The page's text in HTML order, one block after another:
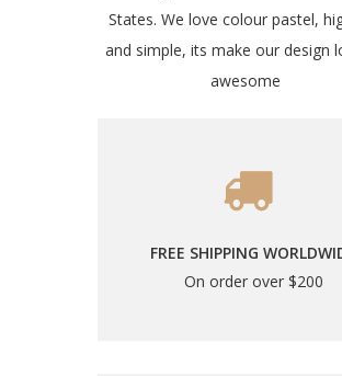
States. We love colour pastel,
and simple, its make our design
awesome
FREE SHIPPING
On order over $200